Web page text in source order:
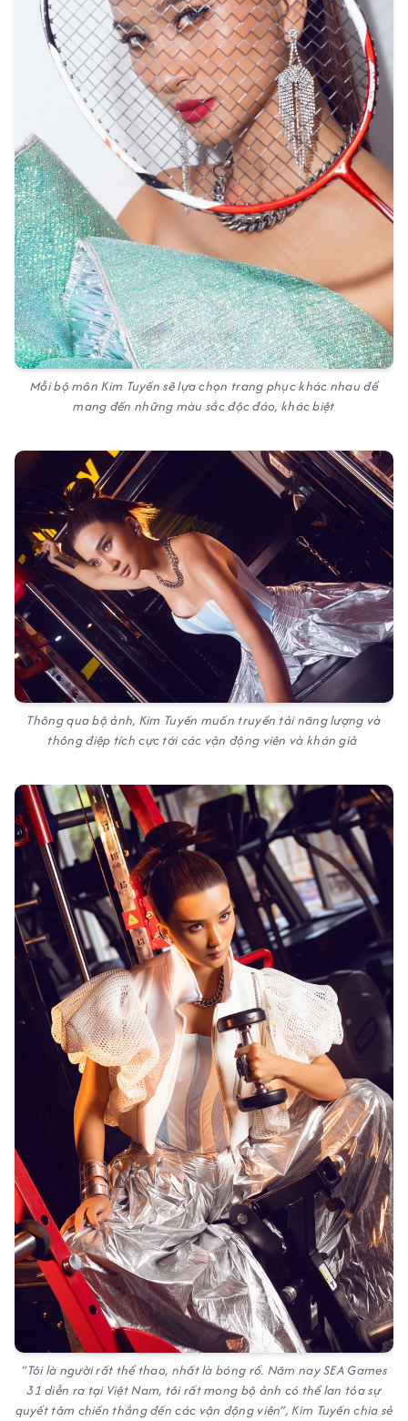
Mỗi bộ môn Kim Tuyến sẽ lựa chọn trang phục khác nhau để
mang đến những màu sắc độc đáo, khác biệt
Thông qua bộ ảnh, Kim Tuyến muốn truyền tải năng lượng và
thông điệp tích cực tới các vận động viên và khán giả
“Tôi là người rất thể thao, nhất là bóng rổ. Năm nay SEA Games
31 diễn ra tại Việt Nam, tôi rất mong bộ ảnh có thể lan tỏa sự
quyết tâm chiến thắng đến các vận động viên”, Kim Tuyến chia sẻ